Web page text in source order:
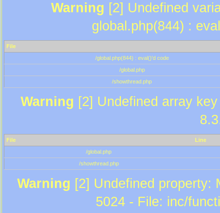
Warning [2] Undefined
global.php(844) :
File
/global.php(844) : eval()'d code
/global.php
/showthread.php
Warning [2] Undefined array
File
Line
/global.php
/showthread.php
Warning [2] Undefined property:
5024 - File: inc/